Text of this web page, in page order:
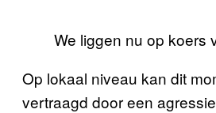
We liggen nu op koers
Op lokaal niveau kan dit
vertraagd door een